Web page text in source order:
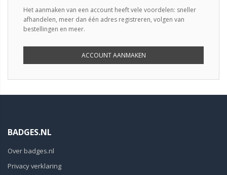
Het aanmaken van een account heeft vele voordelen: sneller
afhandelen, meer dan één adres registreren, volgen van
bestellingen en meer.
ACCOUNT AANMAKEN
BADGES.NL
Over badges.nl
Privacy verklaring